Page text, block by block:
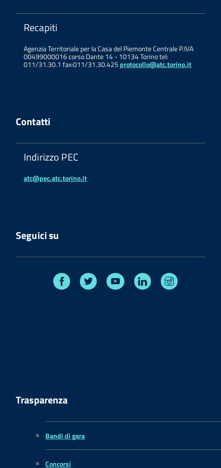
Recapiti
Agenzia Territoriale per la Casa del Piemonte Centrale P.IVA
00499000016 corso Dante 14 - 10134 Torino tel:
011/31.30.1 fax:011/31.30.425 protocollo@atc.torino.it
Contatti
Indirizzo PEC
atc@pec.atc.torino.it
Seguici su
Facebook Twitter Youtube Linkedin
Trasparenza
Bandi di gara
Concorsi